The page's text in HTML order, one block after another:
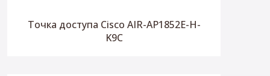
Точка доступа Cisco AIR-AP1852E-H-
K9C